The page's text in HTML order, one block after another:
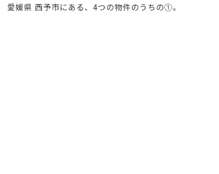
愛媛県 西予市にある、4つの物件のうちの➀。